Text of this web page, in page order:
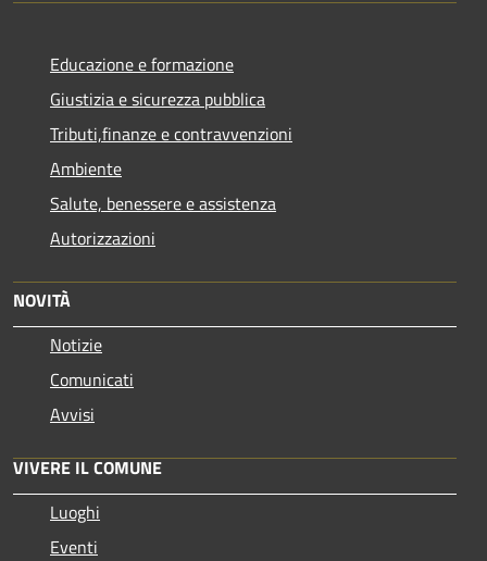
Educazione e formazione
Giustizia e sicurezza pubblica
Tributi,finanze e contravvenzioni
Ambiente
Salute, benessere e assistenza
Autorizzazioni
NOVITÀ
Notizie
Comunicati
Avvisi
VIVERE IL COMUNE
Luoghi
Eventi